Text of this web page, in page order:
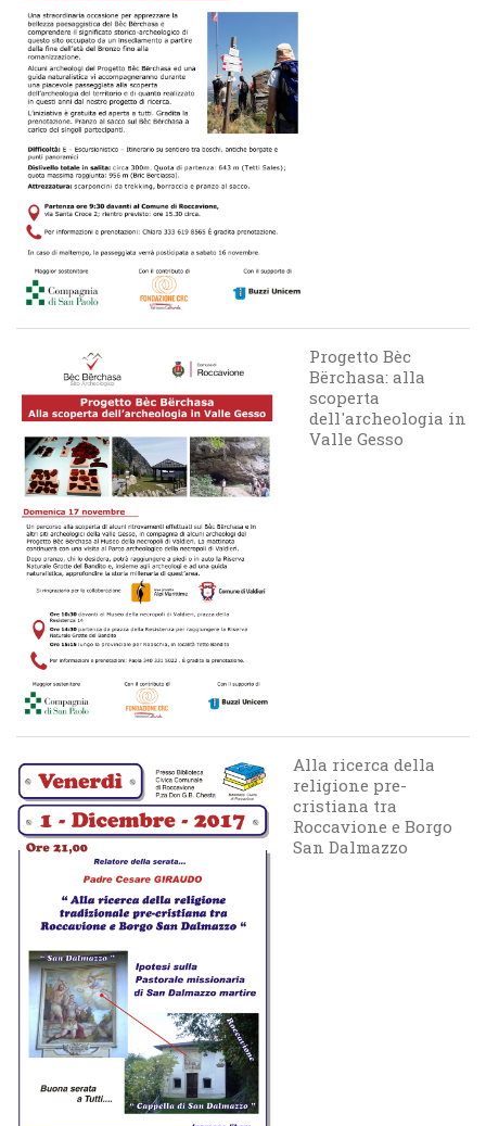
Progetto Bèc
Bërchasa: alla
scoperta
dell'archeologia in
Valle Gesso
Alla ricerca della
religione pre-
cristiana tra
Roccavione e Borgo
San Dalmazzo